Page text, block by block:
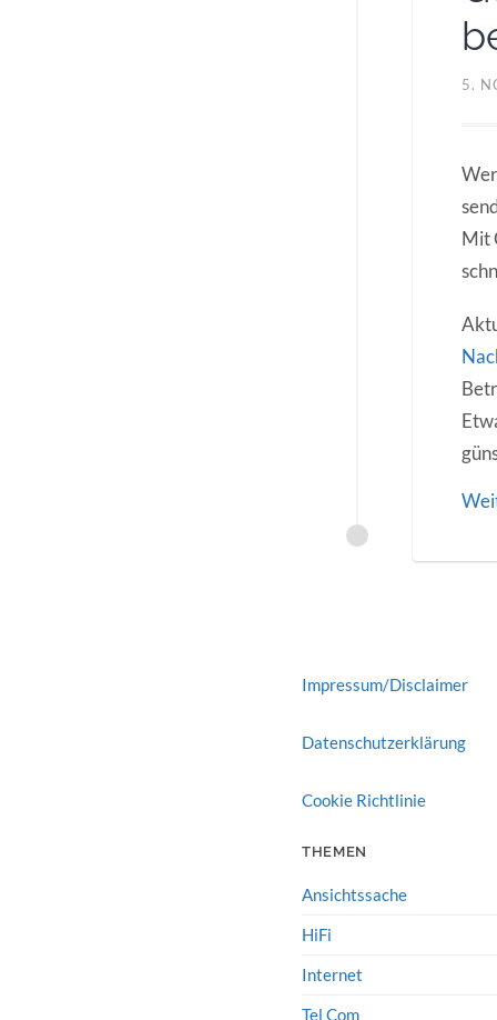
5.
Mit
Impressum/Disclaimer
Datenschutzerklärung
Cookie Richtlinie
THEMEN
Ansichtssache
HiFi
Internet
Tel Com